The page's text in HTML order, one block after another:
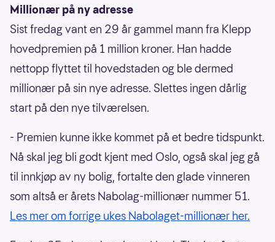
Millionær på ny adresse
Sist fredag vant en 29 år gammel mann fra Klepp
hovedpremien på 1 million kroner. Han hadde
nettopp flyttet til hovedstaden og ble dermed
millionær på sin nye adresse. Slettes ingen dårlig
start på den nye tilværelsen.
- Premien kunne ikke kommet på et bedre tidspunkt.
Nå skal jeg bli godt kjent med Oslo, også skal jeg gå
til innkjøp av ny bolig, fortalte den glade vinneren
som altså er årets Nabolag-millionær nummer 51.
Les mer om forrige ukes Nabolaget-millionær her.